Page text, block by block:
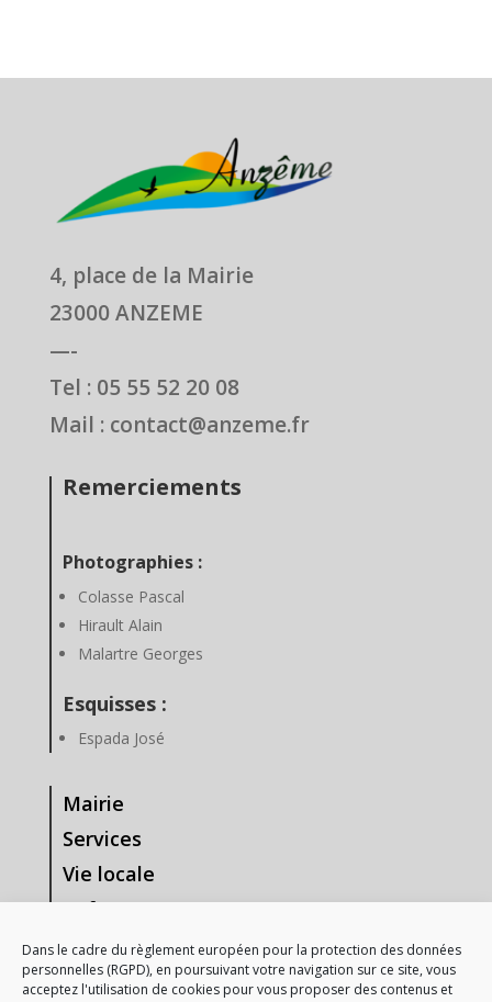
Dans le cadre du règlement européen pour la protection des données
personnelles (RGPD), en poursuivant votre navigation sur ce site, vous
acceptez l'utilisation de cookies pour vous proposer des contenus et
4, place de la Mairie
23000 ANZEME
—-
Tel : 05 55 52 20 08
Mail : contact@anzeme.fr
Remerciements
Photographies :
Colasse Pascal
Hirault Alain
Malartre Georges
Esquisses :
Espada José
Mairie
Services
Vie locale
Enfance & Jeunesse
Tourisme & Loisirs
Vie Associative